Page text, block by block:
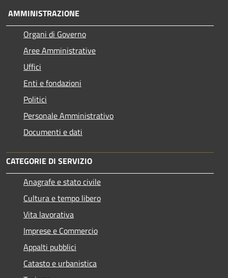
AMMINISTRAZIONE
Organi di Governo
Aree Amministrative
Uffici
Enti e fondazioni
Politici
Personale Amministrativo
Documenti e dati
CATEGORIE DI SERVIZIO
Anagrafe e stato civile
Cultura e tempo libero
Vita lavorativa
Imprese e Commercio
Appalti pubblici
Catasto e urbanistica